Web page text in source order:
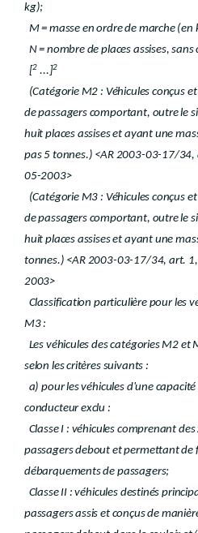
kg);
M = masse en ordre de marche (en
N = nombre de places assises,
[2 ...]2
(Catégorie M2 : Véhicules conçus
de passagers comportant, outre le
huit places assises et ayant une
pas 5 tonnes.) <AR 2003-03-17/
05-2003>
(Catégorie M3 : Véhicules conçus
de passagers comportant, outre le
huit places assises et ayant une
tonnes.) <AR 2003-03-17/34, art.
2003>
Classification particulière pour les
M3 :
Les véhicules des catégories M2 et
selon les critères suivants :
a) pour les véhicules d'une
conducteur exclu :
Classe I : véhicules comprenant
passagers debout et permettant
débarquements de passagers;
Classe II : véhicules destinés
passagers assis et conçus de